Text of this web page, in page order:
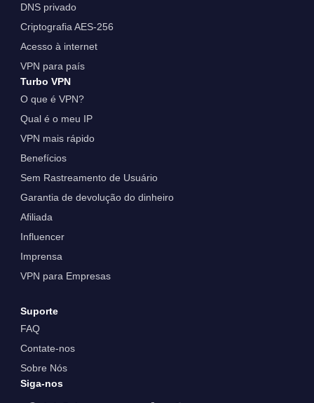
DNS privado
Criptografia AES-256
Acesso à internet
VPN para país
Turbo VPN
O que é VPN?
Qual é o meu IP
VPN mais rápido
Benefícios
Sem Rastreamento de Usuário
Garantia de devolução do dinheiro
Afiliada
Influencer
Imprensa
VPN para Empresas
Suporte
FAQ
Contate-nos
Sobre Nós
Siga-nos